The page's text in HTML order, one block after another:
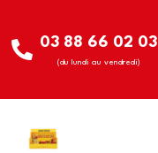
03 88 66 02 03
(du lundi au vendredi)